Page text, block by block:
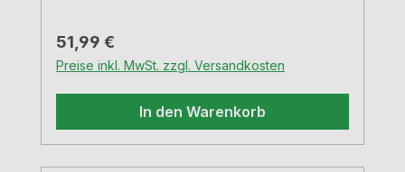
Regulärer Preis:
51,99 €
Preise inkl. MwSt. zzgl. Versandkosten
In den Warenkorb